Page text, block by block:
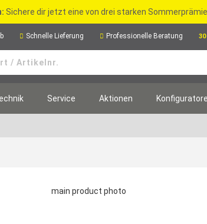
Sichere dir jetzt eine von drei starken
Schnelle Lieferung Professionelle Beratung 30
Service Aktionen